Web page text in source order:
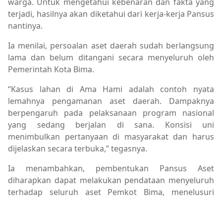
terjadi, hasilnya akan diketahui dari kerja-kerja Pansus
nantinya.
Ia menilai, persoalan aset daerah sudah berlangsung
lama dan belum ditangani secara menyeluruh oleh
Pemerintah Kota Bima.
“Kasus lahan di Ama Hami adalah contoh nyata
lemahnya pengamanan aset daerah. Dampaknya
berpengaruh pada pelaksanaan program nasional
yang sedang berjalan di sana. Konsisi uni
menimbulkan pertanyaan di masyarakat dan harus
dijelaskan secara terbuka,” tegasnya.
Ia menambahkan, pembentukan Pansus Aset
diharapkan dapat melakukan pendataan menyeluruh
terhadap seluruh aset Pemkot Bima, menelusuri